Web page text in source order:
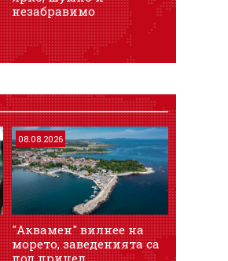
незабравимо
08.08.2026
"Аквамен" вилнее на
морето, заведенията са